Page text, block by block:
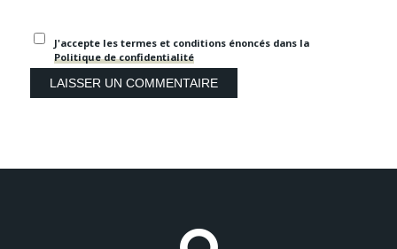
J'accepte les termes et conditions énoncés dans la
Politique de confidentialité